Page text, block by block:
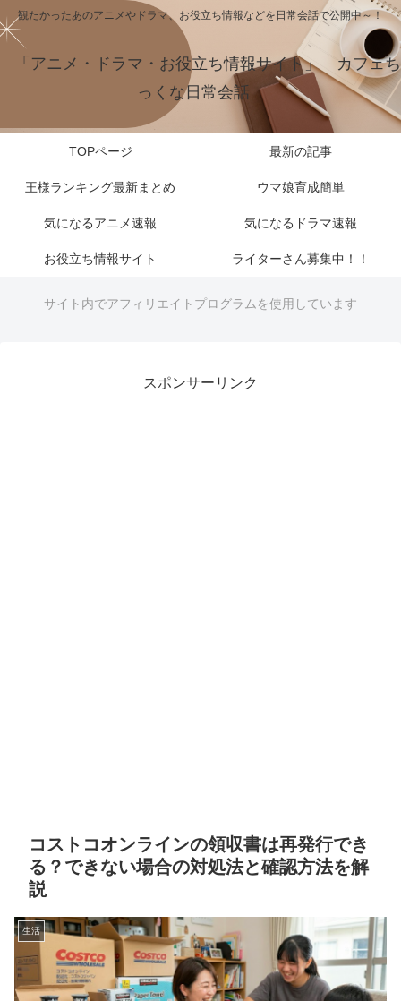
観たかったあのアニメやドラマ、お役立ち情報などを日常会話で公開中～！
「アニメ・ドラマ・お役立ち情報サイト」 カフェち
っくな日常会話
TOPページ 最新の記事
王様ランキング最新まとめ ウマ娘育成簡単
気になるアニメ速報 気になるドラマ速報
お役立ち情報サイト ライターさん募集中！！
サイト内でアフィリエイトプログラムを使用しています
スポンサーリンク
コストコオンラインの領収書は再発行でき
る？できない場合の対処法と確認方法を解
説
生活